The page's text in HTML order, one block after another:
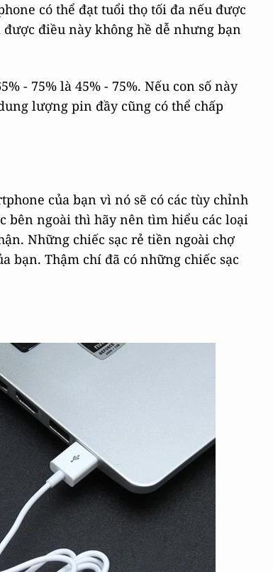
có thể đạt tuổi thọ tối đa nếu được
điều này không hề dễ nhưng bạn
- 75% là 45% - 75%. Nếu con số này
lượng pin đầy cũng có thể chấp
của bạn vì nó sẽ có các tùy chỉnh
bên ngoài thì hãy nên tìm hiểu các loại
Những chiếc sạc rẻ tiền ngoài chợ
bạn. Thậm chí đã có những chiếc sạc